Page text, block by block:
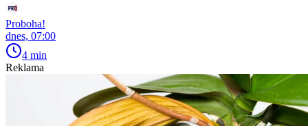
Proboha!
dnes, 07:00
4 min
Reklama